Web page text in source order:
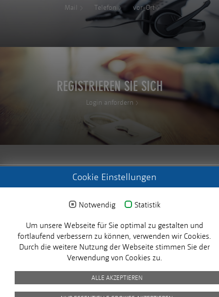
X
Mail Telefon vor-Ort
REGISTRIEREN SIE SICH
Login anfordern
© 2025 MICROSENS. Alle Rechte vorbehalten.
Cookie Einstellungen
Notwendig Statistik
Um unsere Webseite für Sie optimal zu gestalten und
fortlaufend verbessern zu können, verwenden wir Cookies.
Durch die weitere Nutzung der Webseite stimmen Sie der
Verwendung von Cookies zu.
ALLE AKZEPTIEREN